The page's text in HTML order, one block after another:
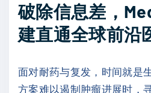
破除信息差，
建直通全球前沿
面对耐药与复发，时间就是
方案难以遏制肿瘤进展时，